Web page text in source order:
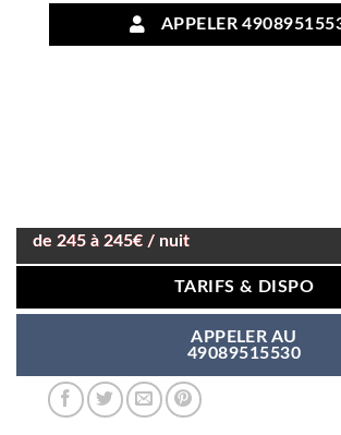
APPELER
de 245 à 245€ / nuit
TARIFS & DISPO
APPELER AU
49089515530